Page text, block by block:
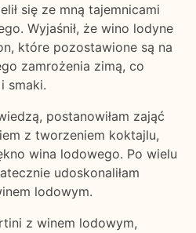
się ze mną tajemnicami
Wyjaśnił, że wino lodyne
które pozostawione są na
zamrożenia zimą, co
smaki.
postanowiłam zająć
z tworzeniem koktajlu,
wina lodowego. Po wielu
udoskonaliłam
lodowym.
z winem lodowym,